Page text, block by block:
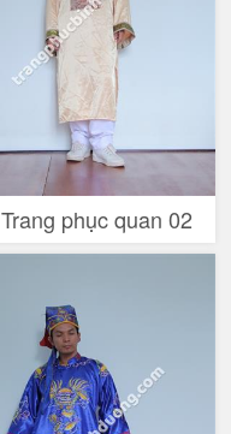
Trang phục quan 02